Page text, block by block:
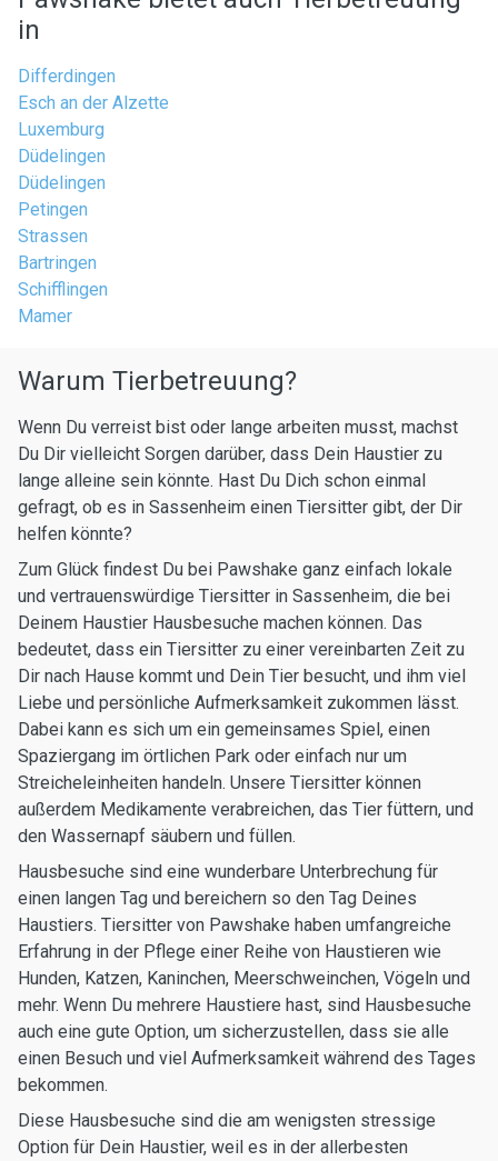
in
Differdingen
Esch an der Alzette
Luxemburg
Düdelingen
Düdelingen
Petingen
Strassen
Bartringen
Schifflingen
Mamer
Warum Tierbetreuung?
Wenn Du verreist bist oder lange arbeiten musst, machst
Du Dir vielleicht Sorgen darüber, dass Dein Haustier zu
lange alleine sein könnte. Hast Du Dich schon einmal
gefragt, ob es in Sassenheim einen Tiersitter gibt, der Dir
helfen könnte?
Zum Glück findest Du bei Pawshake ganz einfach lokale
und vertrauenswürdige Tiersitter in Sassenheim, die bei
Deinem Haustier Hausbesuche machen können. Das
bedeutet, dass ein Tiersitter zu einer vereinbarten Zeit zu
Dir nach Hause kommt und Dein Tier besucht, und ihm viel
Liebe und persönliche Aufmerksamkeit zukommen lässt.
Dabei kann es sich um ein gemeinsames Spiel, einen
Spaziergang im örtlichen Park oder einfach nur um
Streicheleinheiten handeln. Unsere Tiersitter können
außerdem Medikamente verabreichen, das Tier füttern, und
den Wassernapf säubern und füllen.
Hausbesuche sind eine wunderbare Unterbrechung für
einen langen Tag und bereichern so den Tag Deines
Haustiers. Tiersitter von Pawshake haben umfangreiche
Erfahrung in der Pflege einer Reihe von Haustieren wie
Hunden, Katzen, Kaninchen, Meerschweinchen, Vögeln und
mehr. Wenn Du mehrere Haustiere hast, sind Hausbesuche
auch eine gute Option, um sicherzustellen, dass sie alle
einen Besuch und viel Aufmerksamkeit während des Tages
bekommen.
Diese Hausbesuche sind die am wenigsten stressige
Option für Dein Haustier, weil es in der allerbesten